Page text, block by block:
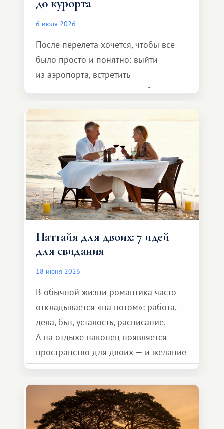
до курорта
6 июля 2026
После перелета хочется, чтобы все
было просто и понятно: выйти
из аэропорта, встретить
представителя транспортной
и спокойно доехать до курорта.
Паттайя для двоих: 7 идей
для свидания
18 июня 2026
В обычной жизни романтика часто
откладывается «на потом»: работа,
дела, быт, усталость, расписание.
А на отдыхе наконец появляется
пространство для двоих — и желание
сделать для близкого человека что-то
особенное. Не обязательно
масштабное, но тёплое
и запоминающееся :)